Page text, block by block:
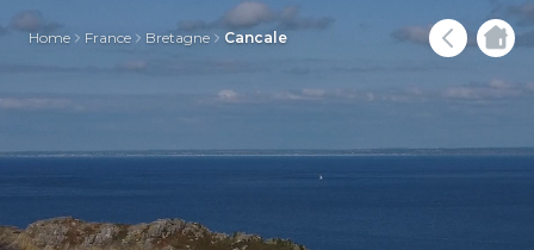
Home France Bretagne Cancale